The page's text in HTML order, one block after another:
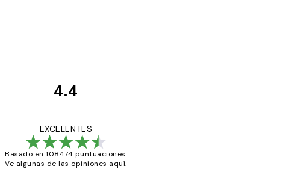
4.4
EXCELENTES
Basado en 108474 puntuaciones.
Ve algunas de las opiniones aquí.